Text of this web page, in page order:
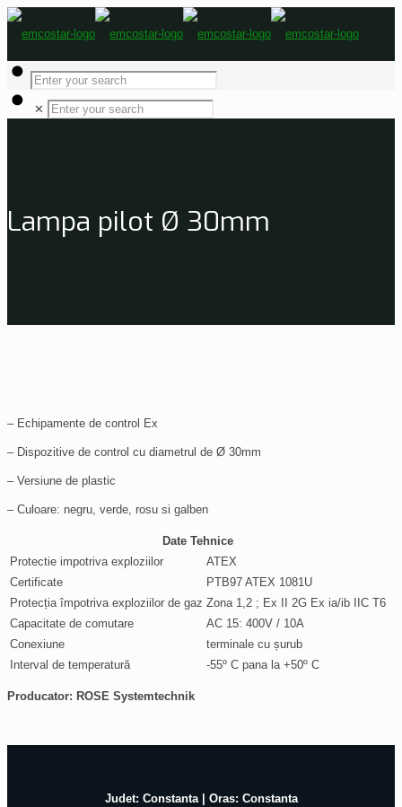
✕
Lampa pilot Ø 30mm
– Echipamente de control Ex
– Dispozitive de control cu diametrul de Ø 30mm
– Versiune de plastic
– Culoare: negru, verde, rosu si galben
Date Tehnice
Protectie impotriva exploziilor
ATEX
Certificate
PTB97 ATEX 1081U
Protecția împotriva exploziilor de gaz Zona 1,2 ; Ex II 2G Ex ia/ib IIC T6
Capacitate de comutare
AC 15: 400V / 10A
Conexiune
terminale cu șurub
Interval de temperatură
-55º C pana la +50º C
Producator: ROSE Systemtechnik
Judet: Constanta | Oras: Constanta